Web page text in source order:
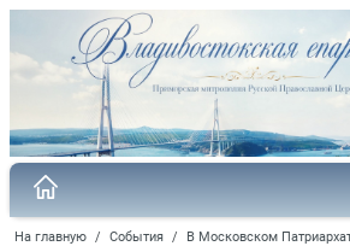
На главную / События / В Московском